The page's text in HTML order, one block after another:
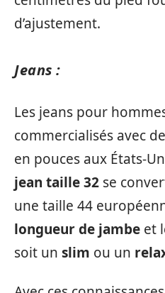
d’ajustement.
Jeans :
Les jeans pour
commercialisés avec
en pouces aux États-
jean taille 32 se
une taille 44
longueur de jambe et
soit un slim ou un